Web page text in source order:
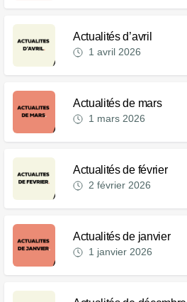
Actualités d’avril
1 avril 2026
Actualités de mars
1 mars 2026
Actualités de février
2 février 2026
Actualités de janvier
1 janvier 2026